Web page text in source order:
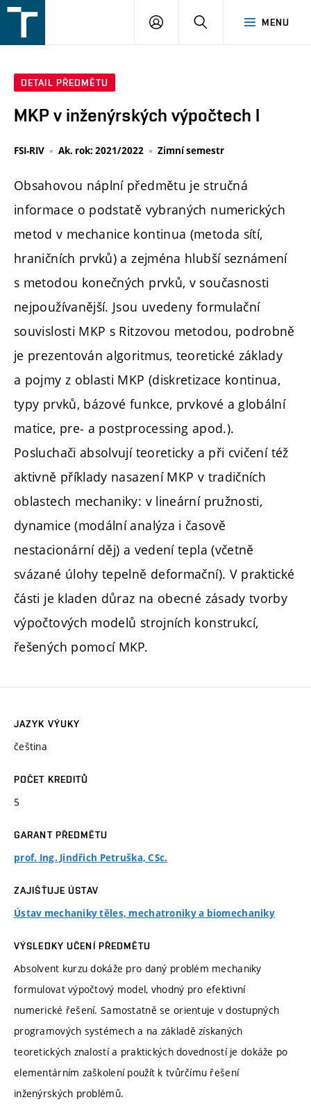
v
MENU
PŘIHLÁŠENÍ
DETAIL PŘEDMĚTU
MKP v inženýrských výpočtech I
FSI-RIV Ak. rok: 2021/2022 Zimní semestr
Obsahovou náplní předmětu je stručná
informace o podstatě vybraných numerických
metod v mechanice kontinua (metoda sítí,
hraničních prvků) a zejména hlubší seznámení
s metodou konečných prvků, v současnosti
nejpoužívanější. Jsou uvedeny formulační
souvislosti MKP s Ritzovou metodou, podrobně
je prezentován algoritmus, teoretické základy
a pojmy z oblasti MKP (diskretizace kontinua,
typy prvků, bázové funkce, prvkové a globální
matice, pre- a postprocessing apod.).
Posluchači absolvují teoreticky a při cvičení též
aktivně příklady nasazení MKP v tradičních
oblastech mechaniky: v lineární pružnosti,
dynamice (modální analýza i časově
nestacionární děj) a vedení tepla (včetně
svázané úlohy tepelně deformační). V praktické
části je kladen důraz na obecné zásady tvorby
výpočtových modelů strojních konstrukcí,
řešených pomocí MKP.
JAZYK VÝUKY
čeština
POČET KREDITŮ
5
GARANT PŘEDMĚTU
prof. Ing. Jindřich Petruška, CSc.
ZAJIŠŤUJE ÚSTAV
Ústav mechaniky těles, mechatroniky a biomechaniky
VÝSLEDKY UČENÍ PŘEDMĚTU
Absolvent kurzu dokáže pro daný problém mechaniky
formulovat výpočtový model, vhodný pro efektivní
numerické řešení. Samostatně se orientuje v dostupných
programových systémech a na základě získaných
teoretických znalostí a praktických dovedností je dokáže po
elementárním zaškolení použít k tvůrčímu řešení
inženýrských problémů.